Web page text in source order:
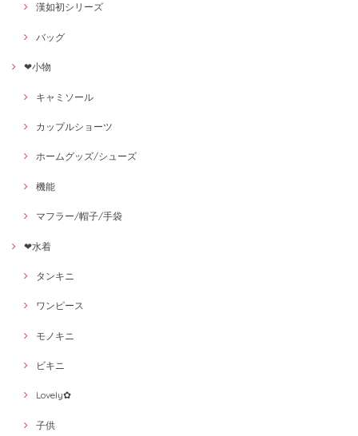
漢如初シリーズ
バッグ
❤小物
キャミソール
カップルショーツ
ホームグッズ/シューズ
機能
マフラー/帽子/手袋
❤水着
タンキニ
ワンピース
モノキニ
ビキニ
Lovely✿
子供